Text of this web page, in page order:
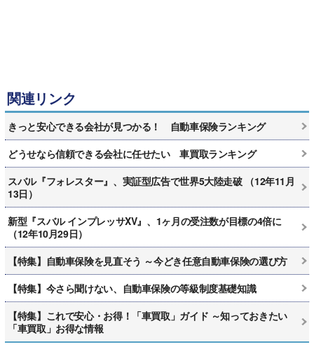
関連リンク
きっと安心できる会社が見つかる！ 自動車保険ランキング
どうせなら信頼できる会社に任せたい 車買取ランキング
スバル『フォレスター』、実証型広告で世界5大陸走破 （12年11月
13日）
新型『スバル インプレッサXV』、1ヶ月の受注数が目標の4倍に
（12年10月29日）
【特集】自動車保険を見直そう ～今どき任意自動車保険の選び方
【特集】今さら聞けない、自動車保険の等級制度基礎知識
【特集】これで安心・お得！「車買取」ガイド ～知っておきたい
「車買取」お得な情報